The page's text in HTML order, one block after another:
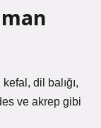
dil balığı,
ve akrep gibi